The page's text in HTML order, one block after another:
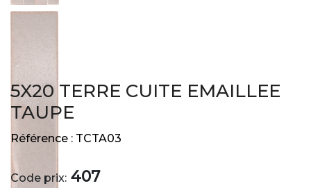
5X20 TERRE CUITE EMAILLEE
TAUPE
Référence : TCTA03
Code prix: 407